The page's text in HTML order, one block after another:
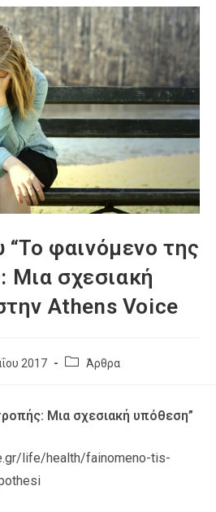
φαινόμενο της
Μια σχεσιακή
Athens Voice
2017 Άρθρα
Μια σχεσιακή υπόθεση”
life/health/fainomeno-tis-